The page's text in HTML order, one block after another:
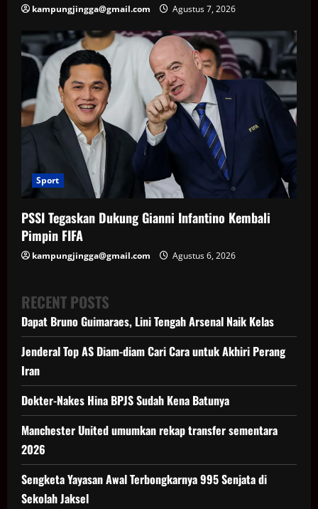
kampungjingga@gmail.com Agustus 7, 2026
Sport
PSSI Tegaskan Dukung Gianni Infantino Kembali
Pimpin FIFA
kampungjingga@gmail.com Agustus 6, 2026
RECENT POSTS
Dapat Bruno Guimaraes, Lini Tengah Arsenal Naik Kelas
Jenderal Top AS Diam-diam Cari Cara untuk Akhiri Perang
Iran
Dokter-Nakes Hina BPJS Sudah Kena Batunya
Manchester United umumkan rekap transfer sementara
2026
Sengketa Yayasan Awal Terbongkarnya 995 Senjata di
Sekolah Jaksel